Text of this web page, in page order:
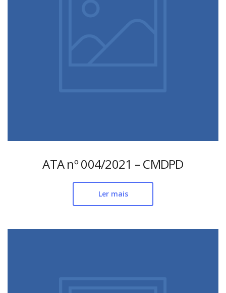
ATA nº 004/2021 – CMDPD
Ler mais